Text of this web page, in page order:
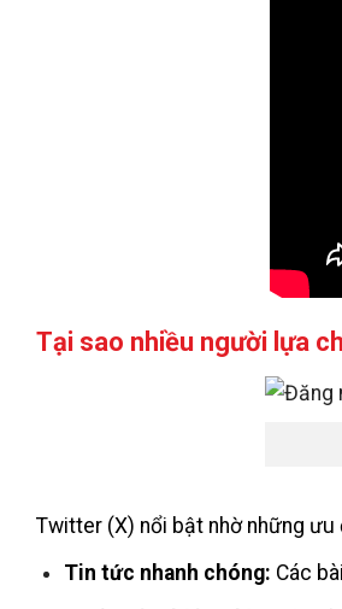
Tại sao nhiều người lựa
Twitter (X) nổi bật nhờ những ưu
Tin tức nhanh chóng: Các